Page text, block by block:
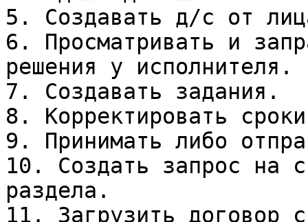
5. Создавать д/с от
6. Просматривать и
решения у исполнителя.
7. Создавать задания.
8. Корректировать
9. Принимать либо
10. Создать запрос на
раздела.
11. Загрузить договор